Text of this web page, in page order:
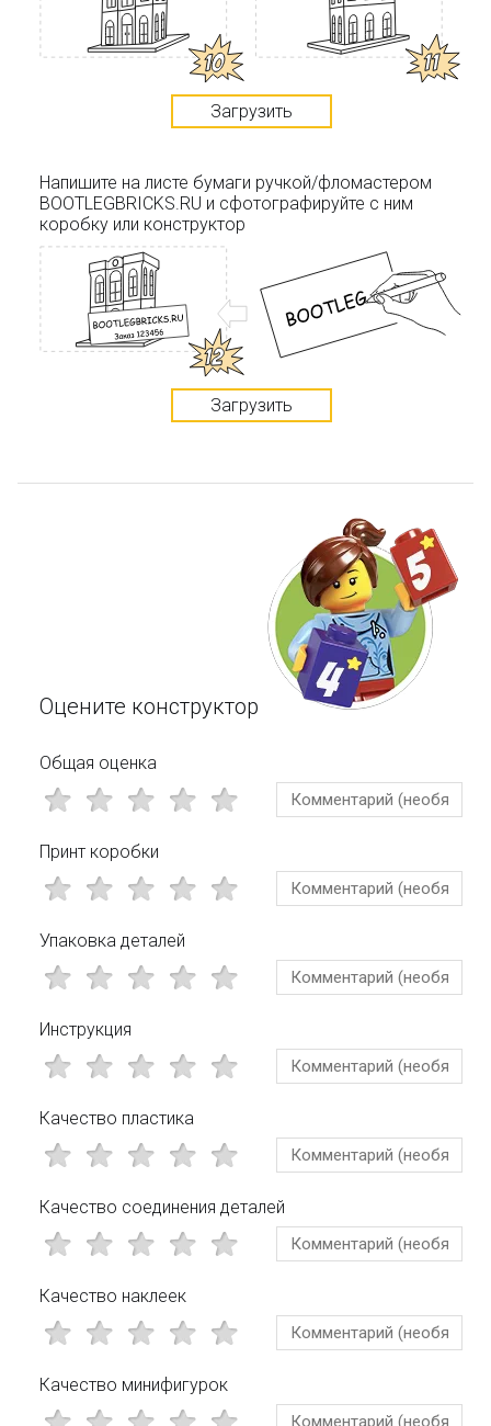
Загрузить
Напишите на листе бумаги ручкой/фломастером
BOOTLEGBRICKS.RU и сфотографируйте с ним
коробку или конструктор
Загрузить
Оцените конструктор
Общая оценка
Принт коробки
Упаковка деталей
Инструкция
Качество пластика
Качество соединения деталей
Качество наклеек
Качество минифигурок